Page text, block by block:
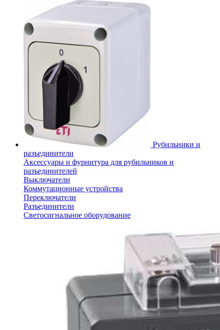
Рубильники и
разъединители
Аксессуары и фурнитура для рубильников и
разъединителей
Выключатели
Коммутационные устройства
Переключатели
Разъединители
Светосигнальное оборудование